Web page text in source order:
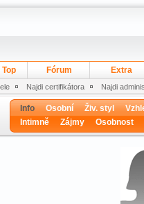
Top Fórum Extra
Najdi certifikátora Najdi
Info Osobní Živ. styl
Intimně
Zájmy Osobnost